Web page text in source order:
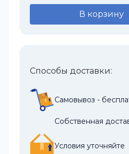
В корзину
Способы доставки:
Самовывоз -
Собственная
Условия уточняйте